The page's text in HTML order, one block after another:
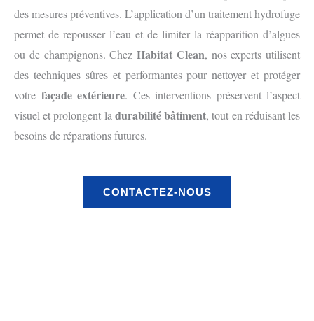
des mesures préventives. L’application d’un traitement hydrofuge
permet de repousser l’eau et de limiter la réapparition d’algues
ou de champignons. Chez Habitat Clean, nos experts utilisent
des techniques sûres et performantes pour nettoyer et protéger
votre façade extérieure. Ces interventions préservent l’aspect
visuel et prolongent la durabilité bâtiment, tout en réduisant les
besoins de réparations futures.
CONTACTEZ-NOUS